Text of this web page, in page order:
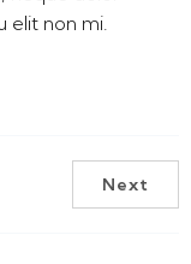
elit non mi.
Next